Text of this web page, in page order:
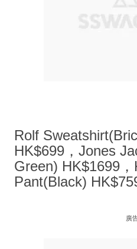
Rolf
HK$699，Jones
Green) HK$1699
Pant(Black)
廣